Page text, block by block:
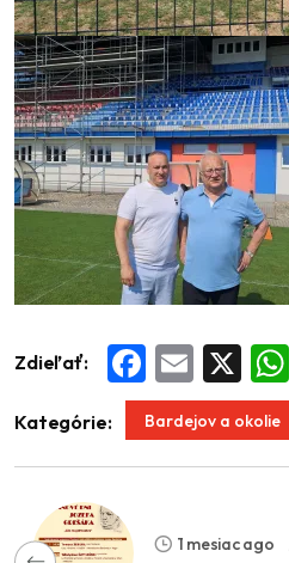
Zdieľať: Facebook
Email
Kategórie: Bardejov a okolie
1 mesiac ago